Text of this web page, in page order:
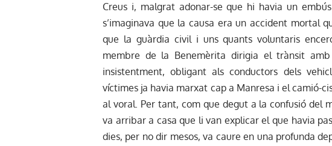
Creus i, malgrat adonar-se que hi havia un
s’imaginava que la causa era un accident mortal
que la guàrdia civil i uns quants voluntaris
membre de la Benemèrita dirigia el trànsit
insistentment, obligant als conductors dels
víctimes ja havia marxat cap a Manresa i el camió-
al voral. Per tant, com que degut a la confusió del
va arribar a casa que li van explicar el que havia
dies, per no dir mesos, va caure en una profunda